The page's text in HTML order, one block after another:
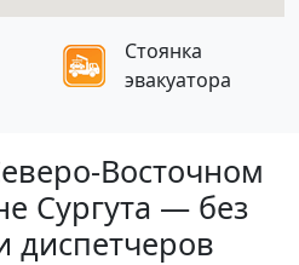
Стоянка
эвакуатора
Восточном
Сургута — без
диспетчеров